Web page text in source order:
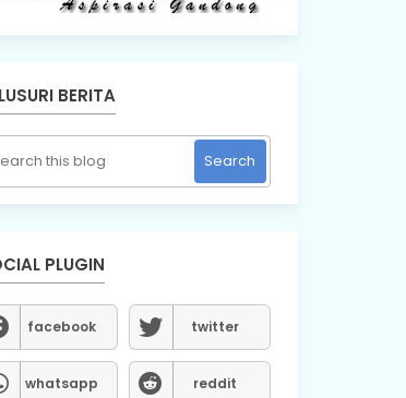
BERITA
PLUGIN
facebook twitter
whatsapp reddit